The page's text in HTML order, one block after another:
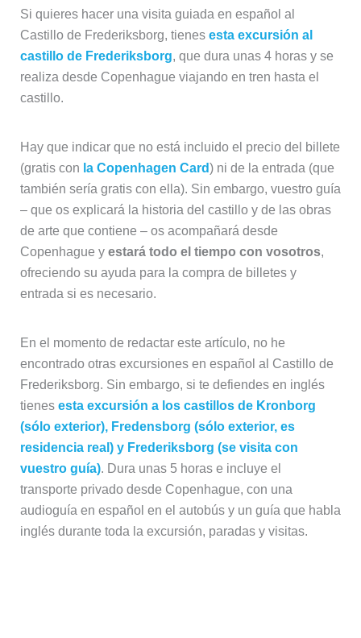
Hay que indicar que no está incluido el precio del billete
(gratis con la Copenhagen Card) ni de la entrada (que
también sería gratis con ella). Sin embargo, vuestro guía
– que os explicará la historia del castillo y de las obras
Copenhague yestará todo el tiempo con vosotros,
ofreciendo su ayuda para la compra de billetes y
entrada si es necesario.
En el momento de redactar este artículo, no he
encontrado otras excursiones en español al Castillo de
Frederiksborg. Sin embargo, si te defiendes en inglés
tienesesta excursión a los castillos de Kronborg
residencia real) y Frederiksborg (se visita con
vuestro guía). Dura unas 5 horas e incluye el
transporte privado desde Copenhague, con una
audioguía en español en el autobús y un guía que habla
inglés durante toda la excursión, paradas y visitas.